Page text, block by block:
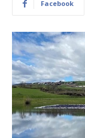
Facebook